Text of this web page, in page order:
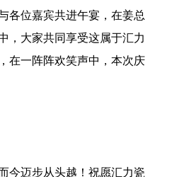
各位嘉宾共进午宴，在姜总
，大家共同享受这属于汇力
在一阵阵欢笑声中，本次庆
今迈步从头越！祝愿汇力瓷